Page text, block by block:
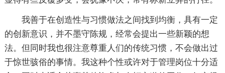
我善于在创造性与习惯做法之间找到均衡，具有一定
的创新意识，并不墨守陈规，经常会提出一些新颖的想
法。但同时我也很注意尊重人们的传统习惯，不会做出过
于惊世骇俗的事情。我这种个性或许对于管理岗位十分适